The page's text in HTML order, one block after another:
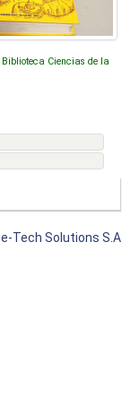
Biblioteca Ciencias de la
e-Tech Solutions S.A